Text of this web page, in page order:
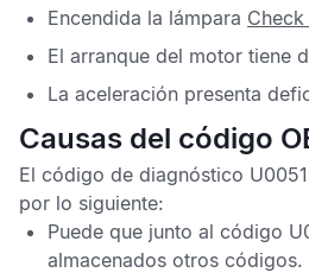
Encendida la lámpara
El arranque del motor tiene
La aceleración presenta
Causas del código
El código de diagnóstico U0051
por lo siguiente:
Puede que junto al código
almacenados otros códigos.